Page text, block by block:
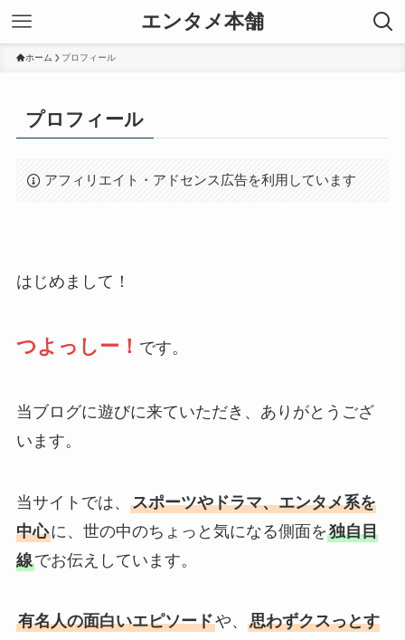
エンタメ本舗
ホーム プロフィール
プロフィール
アフィリエイト・アドセンス広告を利用しています
はじめまして！
つよっしー！ です。
当ブログに遊びに来ていただき、ありがとうござ
います。
当サイトでは、 スポーツやドラマ、エンタメ系を
中心に、世の中のちょっと気になる側面を独自目
線でお伝えしています。
有名人の面白いエピソードや、 思わずクスっとす